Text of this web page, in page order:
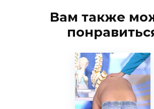
Вам также